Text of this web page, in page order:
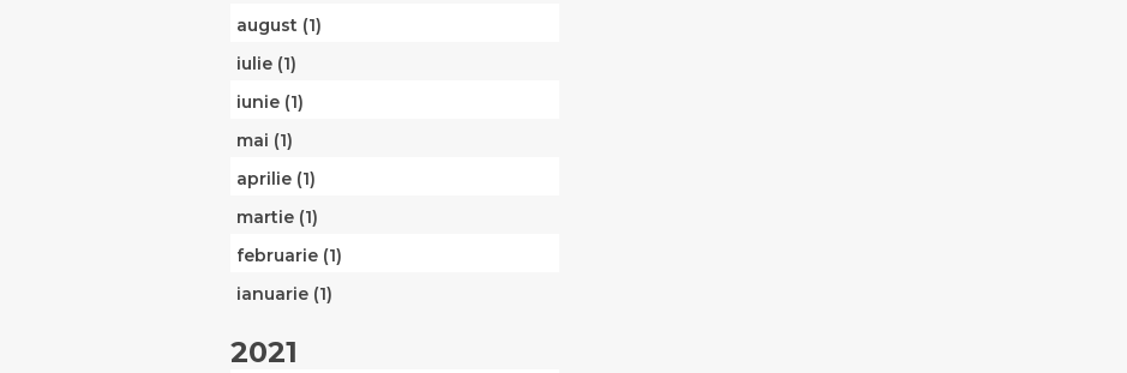
august (1)
iulie (1)
iunie (1)
mai (1)
aprilie (1)
martie (1)
februarie (1)
ianuarie (1)
2021